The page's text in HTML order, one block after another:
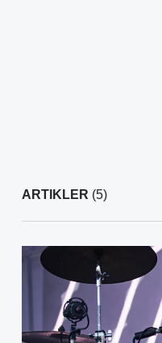
ARTIKLER (5)